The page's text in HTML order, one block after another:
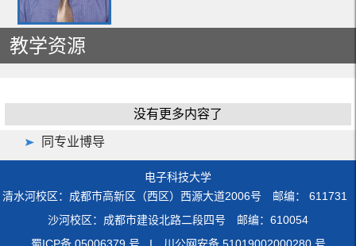
教学资源
没有更多内容了
同专业博导
电子科技大学
清水河校区：成都市高新区（西区）西源大道2006号 邮编： 611731
沙河校区：成都市建设北路二段四号 邮编：610054
蜀ICP备 05006379 号 I 川公网安备 51019002000280 号